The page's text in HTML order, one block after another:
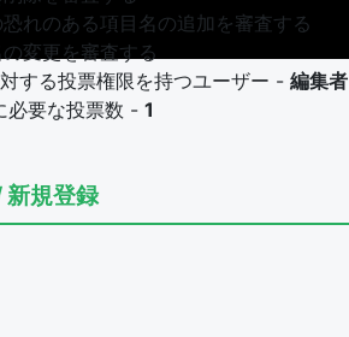
恐れのある項目名の追加を審査する
変更を審査する
する投票権限を持つユーザー - 編集者
必要な投票数 - 1
集権限を持つユーザー -
集を審査する
除を審査する
する投票権限を持つユーザー -
新規登録